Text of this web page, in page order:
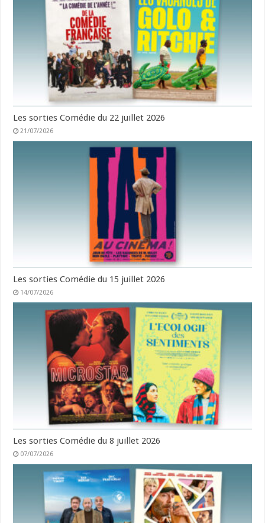
Les sorties Comédie du 22 juillet 2026
21/07/2026
Les sorties Comédie du 15 juillet 2026
14/07/2026
Les sorties Comédie du 8 juillet 2026
07/07/2026